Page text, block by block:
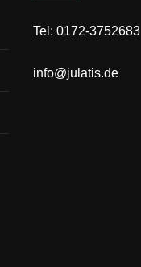
Tel: 0172-3752683
info@julatis.de